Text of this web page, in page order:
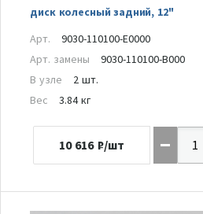
диск колесный задний, 12"
Арт.
9030-110100-E0000
Арт. замены
9030-110100-B000
В узле
2 шт.
Вес
3.84 кг
10 616 ₽/шт